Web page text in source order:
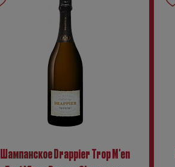
Шампанское Drappier Trop M'en